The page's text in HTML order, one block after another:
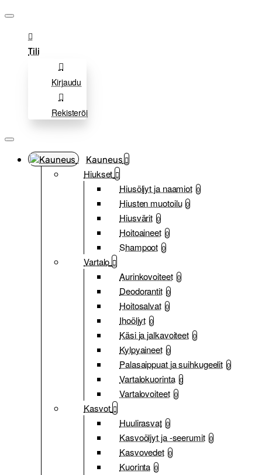
Tili
Kirjaudu
Rekisteröi
Kauneus
Hiukset
Hiusöljyt ja naamiot 0
Hiusten muotoilu 0
Hiusvärit 0
Hoitoaineet 0
Shampoot 0
Vartalo
Aurinkovoiteet 0
Deodorantit 0
Hoitosalvat 0
Ihoöljyt 0
Käsi ja jalkavoiteet 0
Kylpyaineet 0
Palasaippuat ja suihkugeelit 0
Vartalokuorinta 0
Vartalovoiteet 0
Kasvot
Huulirasvat 0
Kasvoöljyt ja -seerumit 0
Kasvovedet 0
Kuorinta 0